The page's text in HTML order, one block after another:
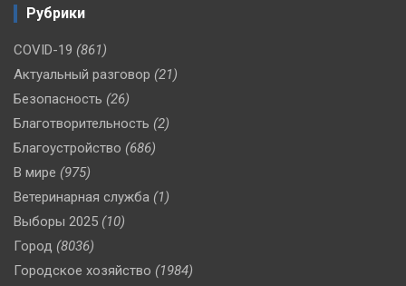
Рубрики
COVID-19 (861)
Актуальный разговор (21)
Безопасность (26)
Благотворительность (2)
Благоустройство (686)
В мире (975)
Ветеринарная служба (1)
Выборы 2025 (10)
Город (8036)
Городское хозяйство (1984)